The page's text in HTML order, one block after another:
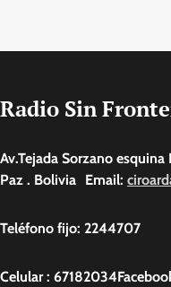
Radio Sin
Av.Tejada Sorzano
Paz . Bolivia Email:
Teléfono fijo: 2244707
Celular :